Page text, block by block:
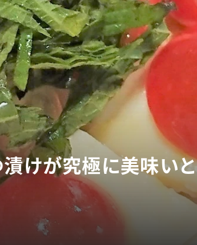
漬けが究極に美味いと